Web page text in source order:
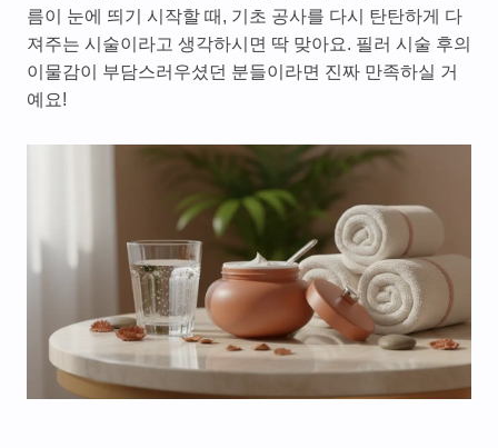
름이 눈에 띄기 시작할 때, 기초 공사를 다시 탄탄하게 다
져주는 시술이라고 생각하시면 딱 맞아요. 필러 시술 후의
이물감이 부담스러우셨던 분들이라면 진짜 만족하실 거
예요!